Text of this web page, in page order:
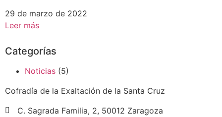
29 de marzo de 2022
Leer más
Categorías
Noticias (5)
Cofradía de la Exaltación de la Santa Cruz
C. Sagrada Familia, 2, 50012 Zaragoza